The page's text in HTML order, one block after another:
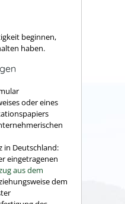
beginnen,
haben.
oder eines
in Deutschland:
eingetragenen
aus dem
dem